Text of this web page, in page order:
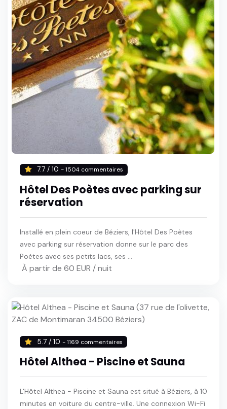
7.7 / 10 - 1504 commentaires
Hôtel Des Poètes avec parking sur
réservation
Installé en plein coeur de Béziers, l'Hôtel Des Poètes
avec parking sur réservation donne sur le parc des
Poètes avec ses petits lacs, ses ...
À partir de 60 EUR / nuit
5.7 / 10 - 1169 commentaires
Hôtel Althea - Piscine et Sauna
L'Hôtel Althea - Piscine et Sauna est situé à Béziers, à 10
minutes en voiture du centre-ville. Une connexion Wi-Fi